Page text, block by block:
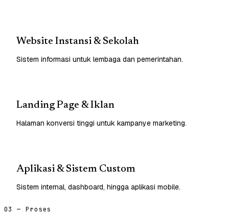
Website Instansi & Sekolah
Sistem informasi untuk lembaga dan pemerintahan.
Landing Page & Iklan
Halaman konversi tinggi untuk kampanye marketing.
Aplikasi & Sistem Custom
Sistem internal, dashboard, hingga aplikasi mobile.
03 — Proses